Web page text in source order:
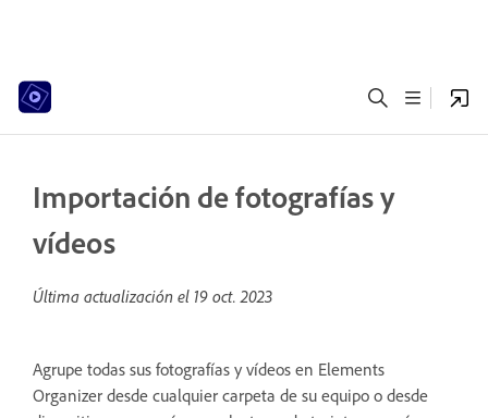
Importación de fotografías y
vídeos
Última actualización el 19 oct. 2023
Agrupe todas sus fotografías y vídeos en Elements
Organizer desde cualquier carpeta de su equipo o desde